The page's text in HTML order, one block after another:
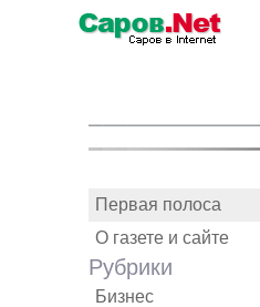
Первая полоса
О газете и сайте
Рубрики
Бизнес